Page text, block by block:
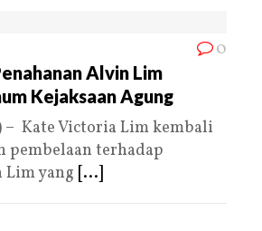
0
Alvin Lim
Kejaksaan Agung
– Kate Victoria Lim kembali
pembelaan terhadap
Lim yang [...]